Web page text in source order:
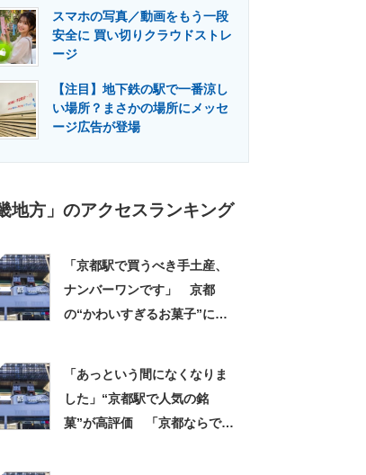
スマホの写真／動画をもう一段
安全に 買い切りクラウドストレ
ージ
【注目】地下鉄の駅で一番涼し
い場所？まさかの場所にメッセ
ージ広告が登場
地方」のアクセスランキング
「京都駅で買うべき手土産、
ナンバーワンです」 京都
の“かわいすぎるお菓子”に反
「あっという間になくなりま
した」“京都駅で人気の銘
菓”が高評価 「京都ならでは